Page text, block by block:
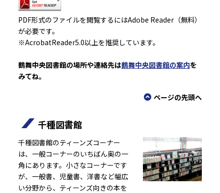
PDF形式のファイルを閲覧するにはAdobe Reader（無料）
が必要です。
※AcrobatReader5.0以上を推奨しています。
鶴舞中央図書館の場所や連絡先は鶴舞中央図書館の案内を
みてね。
ページの先頭へ
千種図書館
千種図書館のティーンズコーナー
は、一般コーナーのいちばん奥の一
角にあります。小さなコーナーです
が、一般書、児童書、洋書など幅広
い分野から、ティーンズ向きの本を